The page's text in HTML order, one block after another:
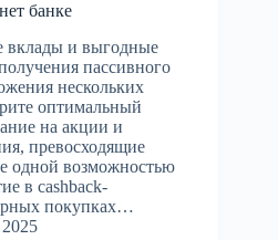
банке
вклады и выгодные
пассивного
нескольких
оптимальный
на акции и
превосходящие
одной возможностью
в cashback-
покупках…